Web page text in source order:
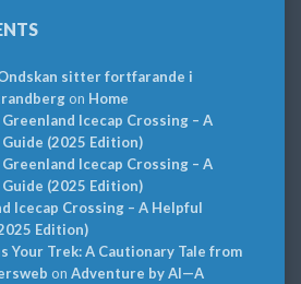
sitter fortfarande i
on Home
Greenland Icecap Crossing – A
(2025 Edition)
Greenland Icecap Crossing – A
(2025 Edition)
Icecap Crossing – A Helpful
Edition)
Your Trek: A Cautionary Tale from
on Adventure by AI—A